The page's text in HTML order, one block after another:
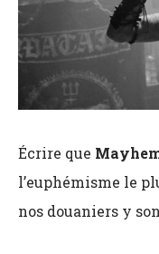
Écrire que
l’euphémisme le
nos douaniers y